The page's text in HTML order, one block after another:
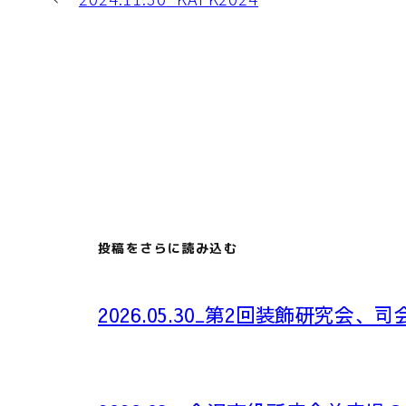
投稿をさらに読み込む
2026.05.30_第2回装飾研究会、司